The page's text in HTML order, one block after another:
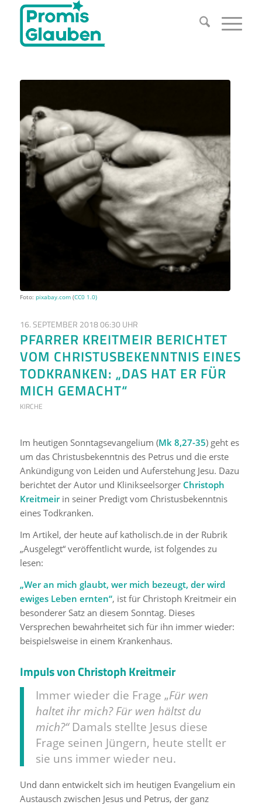
Foto: pixabay.com(CC0 1.0)
16. SEPTEMBER 2018 06:30 UHR
PFARRER KREITMEIR BERICHTET
VOM CHRISTUSBEKENNTNIS EINES
TODKRANKEN: „DAS HAT ER FÜR
MICH GEMACHT“
KIRCHE
Im heutigen Sonntagsevangelium (Mk 8,27-35) geht es
um das Christusbekenntnis des Petrus und die erste
Ankündigung von Leiden und Auferstehung Jesu. Dazu
berichtet der Autor und Klinikseelsorger Christoph
Kreitmeirin seiner Predigt vom Christusbekenntnis
eines Todkranken.
Im Artikel, der heute auf katholisch.de in der Rubrik
„Ausgelegt“ veröffentlicht wurde, ist folgendes zu
lesen:
„Wer an mich glaubt, wer mich bezeugt, der wird
ewiges Leben ernten“, ist für Christoph Kreitmeir ein
besonderer Satz an diesem Sonntag. Dieses
Versprechen bewahrheitet sich für ihn immer wieder:
beispielsweise in einem Krankenhaus.
Impuls von Christoph Kreitmeir
Immer wieder die Frage „Für wen
haltet ihr mich? Für wen hältst du
mich?“ Damals stellte Jesus diese
Frage seinen Jüngern, heute stellt er
sie uns immer wieder neu.
Und dann entwickelt sich im heutigen Evangelium ein
Austausch zwischen Jesus und Petrus, der ganz